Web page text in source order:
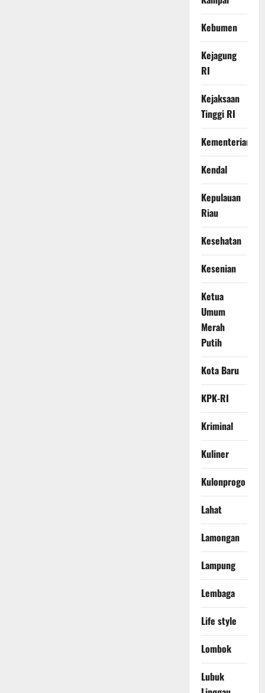
Kebumen
Kejagung
RI
Kejaksaan
Tinggi RI
Kementerian
Kendal
Kepulauan
Riau
Kesehatan
Kesenian
Ketua
Umum
Merah
Putih
Kota Baru
KPK-RI
Kriminal
Kuliner
Kulonprogo
Lahat
Lamongan
Lampung
Lembaga
Life style
Lombok
Lubuk